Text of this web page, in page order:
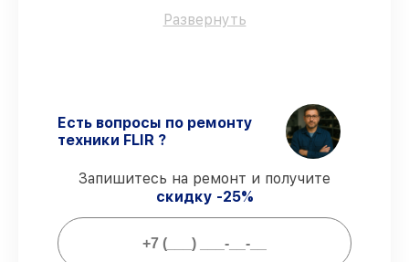
работу устройства после ремонта.
сроки.
Гарантийное сопровождение– все все
виды ремонта защищены официальной
гарантией FLIR.
Мы гарантируем:
Развернуть
Есть вопросы по ремонту
техники FLIR ?
Запишитесь на ремонт и получите
скидку -25%